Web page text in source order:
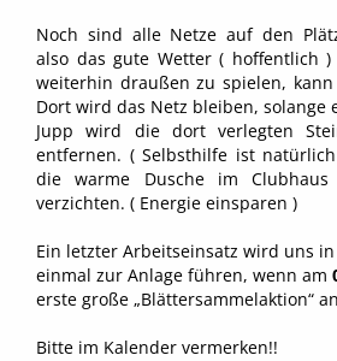
Noch sind alle Netze auf den
also das gute Wetter ( hoffentlich
weiterhin draußen zu spielen,
Dort wird das Netz bleiben, solange
Jupp wird die dort verlegten
entfernen. ( Selbsthilfe ist
die warme Dusche im
verzichten. ( Energie einsparen )
Ein letzter Arbeitseinsatz wird uns
einmal zur Anlage führen, wenn am
erste große „Blättersammelaktion“
Bitte im Kalender vermerken!!